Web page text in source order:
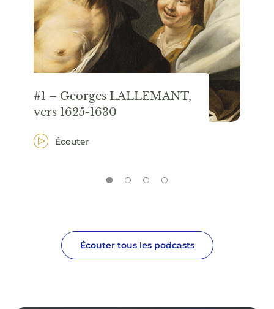
#1 – Georges LALLEMANT,
vers 1625-1630
Écouter
Écouter tous les podcasts